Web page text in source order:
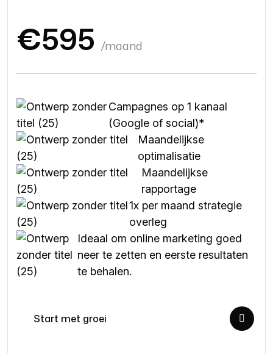
€595 /maand
Campagnes op 1 kanaal
(Google of social)*
Maandelijkse
optimalisatie
Maandelijkse
rapportage
1x per maand strategie
overleg
Ideaal om online marketing goed
neer te zetten en eerste resultaten
te behalen.
Start met groei